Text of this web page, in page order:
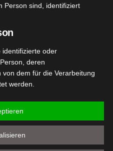
Eye Night
,Pflege, Produktvorstellungen
Person sind, identifiziert
identifizierte oder
deren
dem für die Verarbeitung
werden.
ohne Hilfe automatisierter